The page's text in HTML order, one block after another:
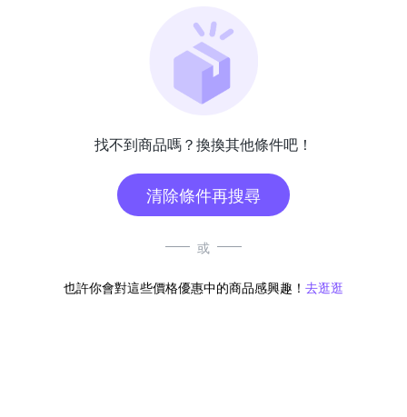
找不到商品嗎？換換其他條件吧！
清除條件再搜尋
或
也許你會對這些價格優惠中的商品感興趣！ 去逛逛